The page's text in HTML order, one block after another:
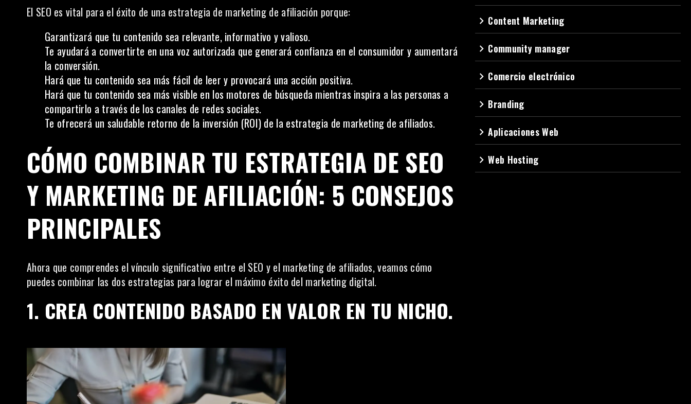
El SEO es vital para el éxito de una estrategia de marketing de afiliación porque:
Garantizará que tu contenido sea relevante, informativo y valioso.
Te ayudará a convertirte en una voz autorizada que generará confianza en el consumidor y aumentará
la conversión.
Hará que tu contenido sea más fácil de leer y provocará una acción positiva.
Hará que tu contenido sea más visible en los motores de búsqueda mientras inspira a las personas a
compartirlo a través de los canales de redes sociales.
Te ofrecerá un saludable retorno de la inversión (ROI) de la estrategia de marketing de afiliados.
CÓMO COMBINAR TU ESTRATEGIA DE SEO
Y MARKETING DE AFILIACIÓN: 5 CONSEJOS
PRINCIPALES
Ahora que comprendes el vínculo significativo entre el SEO y el marketing de afiliados, veamos cómo
puedes combinar las dos estrategias para lograr el máximo éxito del marketing digital.
1. CREA CONTENIDO BASADO EN VALOR EN TU NICHO.
navigate_next Content Marketing
navigate_next Community manager
navigate_next Comercio electrónico
navigate_next Branding
navigate_nextAplicaciones Web
navigate_nextWeb Hosting